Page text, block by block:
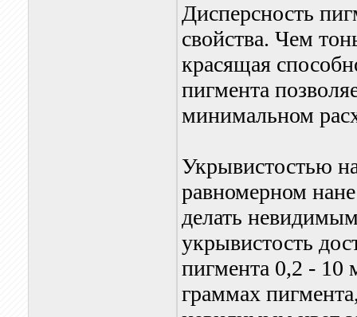
Дисперсность
свойства. Чем
красящая
пигмента
минимальном
Укрывистостью
равномерном
делать
укрывистость
пигмента 0,2 - 10
граммах